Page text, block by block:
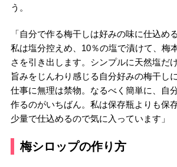
う。
「自分で作る梅干しは好みの味に仕込め
私は塩分控えめ、10％の塩で漬けて、梅
さを引き出します。シンプルに天然塩だ
旨みをじんわり感じる自分好みの梅干し
仕事に無理は禁物。なるべく簡単に、自
作るのがいちばん。私は保存瓶よりも保
少量で仕込めるので気に入っています」
梅シロップの作り方